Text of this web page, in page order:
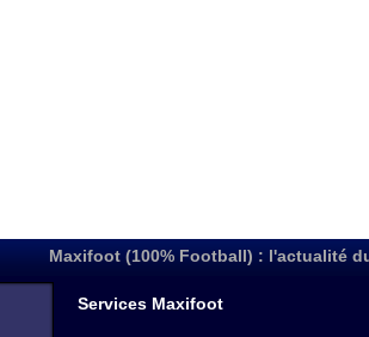
Maxifoot (100% Football) : l'actualité
Services Maxifoot